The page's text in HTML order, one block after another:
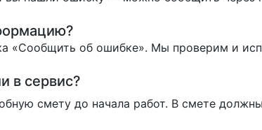
«Сообщить об ошибке». Мы проверим и
в сервис?
смету до начала работ. В смете